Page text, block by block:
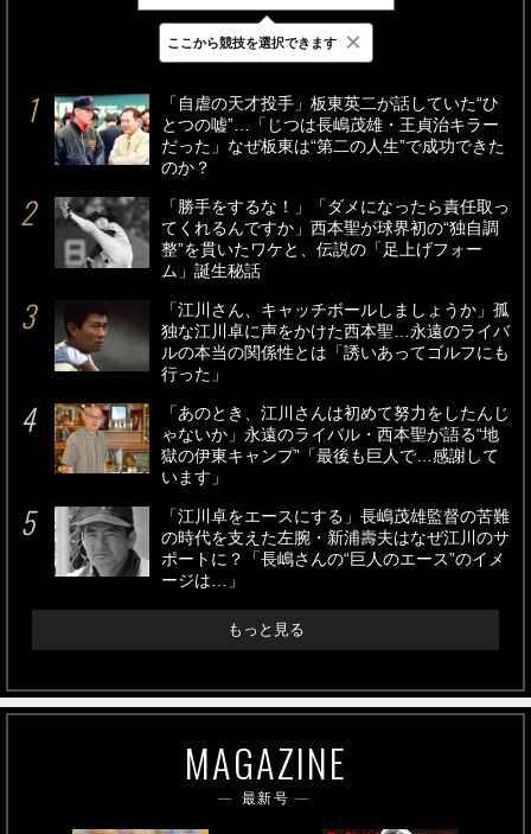
最新 24時間 週間
「自虐の天才投手」板東英二が話していた“ひ
とつの嘘”…「じつは長嶋茂雄・王貞治キラー
だった」なぜ板東は“第二の人生”で成功できた
のか？
「勝手をするな！」「ダメになったら責任取っ
てくれるんですか」西本聖が球界初の“独自調
整”を貫いたワケと、伝説の「足上げフォー
ム」誕生秘話
「江川さん、キャッチボールしましょうか」孤
独な江川卓に声をかけた西本聖…永遠のライバ
ルの本当の関係性とは「誘いあってゴルフにも
行った」
「あのとき、江川さんは初めて努力をしたんじ
ゃないか」永遠のライバル・西本聖が語る“地
獄の伊東キャンプ”「最後も巨人で…感謝して
います」
「江川卓をエースにする」長嶋茂雄監督の苦難
の時代を支えた左腕・新浦壽夫はなぜ江川のサ
ポートに？「長嶋さんの“巨人のエース”のイメ
ージは…」
もっと見る
MAGAZINE
最新号
ここから競技を選択できます ×